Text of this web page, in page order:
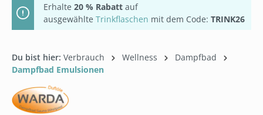
Erhalte 20 % Rabatt auf
ausgewählte Trinkflaschen mit dem Code: TRINK26
Du bist hier: Verbrauch Wellness
Dampfbad
Dampfbad Emulsionen